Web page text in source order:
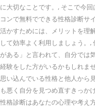
に大切なことです。, そこで今
コンで無料でできる性格診断サ
活かすためには、メリットを理
して効率よく利用しましょう。
がある」と言われて、自分では
経験をした方がいるかもしれま
思い込んでいる性格と他人から
も悪く自分を見つめ直すきっか
性格診断はあなたの心理や考え